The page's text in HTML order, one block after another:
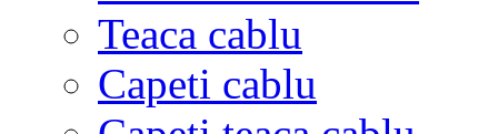
Teaca cablu
Capeti cablu